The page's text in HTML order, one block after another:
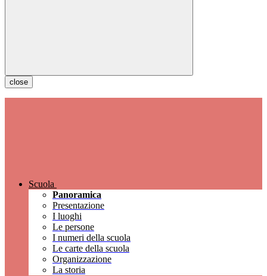
close
Scuola
Panoramica
Presentazione
I luoghi
Le persone
I numeri della scuola
Le carte della scuola
Organizzazione
La storia